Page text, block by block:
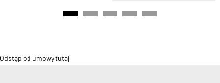
Odstąp od umowy tutaj